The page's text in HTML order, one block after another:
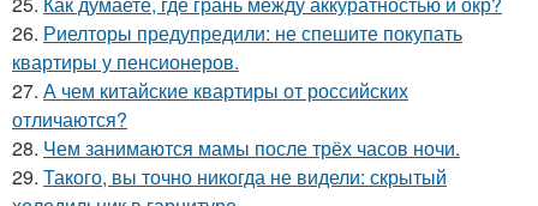
26. Риелторы предупредили: не спешите покупать
квартиры у пенсионеров.
27. А чем китайские квартиры от российских
отличаются?
28. Чем занимаются мамы после трёх часов ночи.
29. Такого, вы точно никогда не видели: скрытый